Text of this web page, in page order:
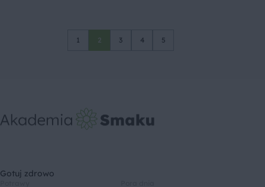
1 2 3 4 5
Gotuj zdrowo